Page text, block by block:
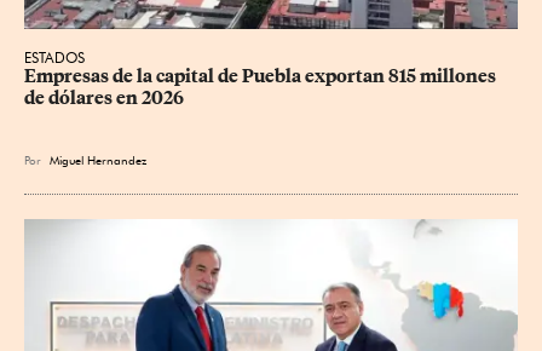
ESTADOS
Empresas de la capital de Puebla exportan 815 millones
de dólares en 2026
Por Miguel Hernandez